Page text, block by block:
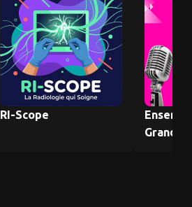
RI-Scope
Grandir